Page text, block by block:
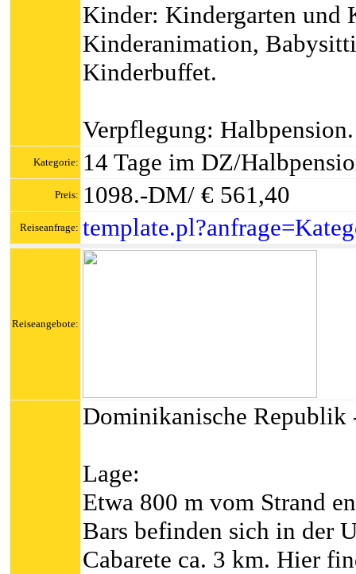
Kinder: Kindergarten und
Kinderanimation,
Kinderbuffet.
Verpflegung:
Kategorie: 14 Tage im DZ/
Preis: 1098.-DM/ € 561,40
Reiseanfrage:
Reiseangebote:
Dominikanische Republik
Lage:
Etwa 800 m vom Strand
Bars befinden sich in der
Cabarete ca. 3 km. Hier